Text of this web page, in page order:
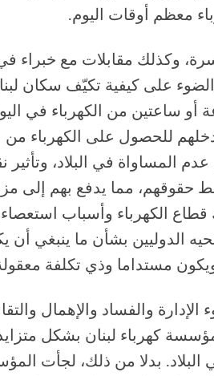
معظم أوقات اليوم.
إلى مسح تمثيلي لأكثر من 1,200 أسرة، وكذلك مقابلات مع
الضوء على كيفية تكيّف سكان
ساعتين من الكهرباء في
للحصول على الكهرباء من
المساواة في البلاد،
حقوقهم، مما يدفع بهم إلى
الكهرباء وأسباب
الدوليين بشأن ما ينبغي أن
مستداما وذي تكلفة
الأهليّة في 1989، أدّى سوء الإدارة والفساد
مؤسسة كهرباء لبنان بشكل
البلاد. بدلا من ذلك، لجأت